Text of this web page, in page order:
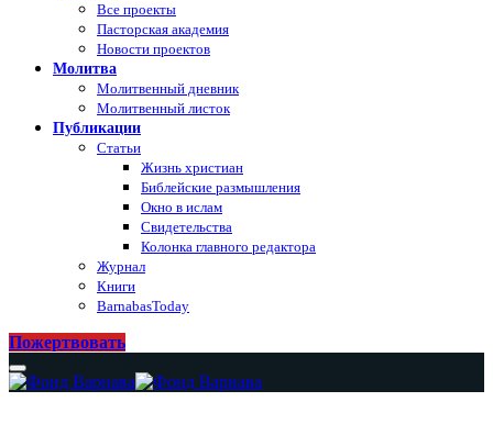
Все проекты
Пасторская академия
Новости проектов
Молитва
Молитвенный дневник
Молитвенный листок
Публикации
Статьи
Жизнь христиан
Библейские размышления
Окно в ислам
Свидетельства
Колонка главного редактора
Журнал
Книги
BarnabasToday
Пожертвовать